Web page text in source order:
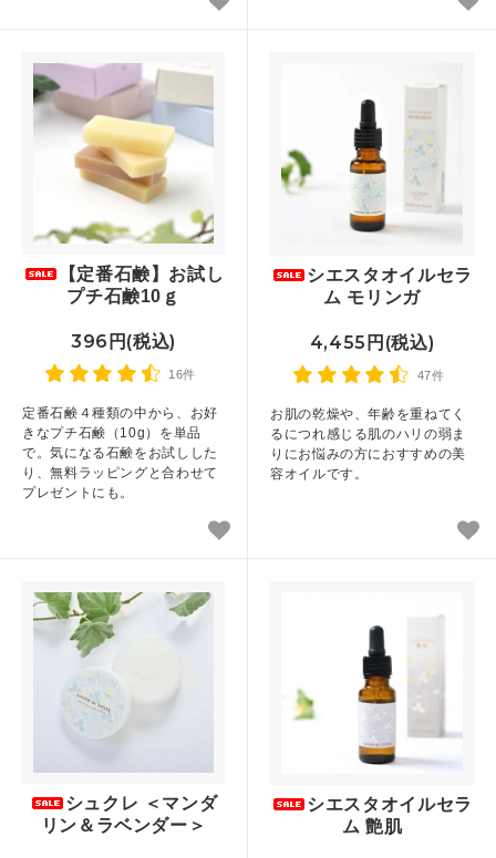
【定番石鹸】お試し
プチ石鹸10ｇ
396円(税込)
16件
定番石鹸４種類の中から、お好
きなプチ石鹸（10g）を単品
で。気になる石鹸をお試しした
り、無料ラッピングと合わせて
プレゼントにも。
シエスタオイルセラ
ム モリンガ
4,455円(税込)
47件
お肌の乾燥や、年齢を重ねてく
るにつれ感じる肌のハリの弱ま
りにお悩みの方におすすめの美
容オイルです。
シュクレ ＜マンダ
リン＆ラベンダー＞
シエスタオイルセラ
ム 艶肌